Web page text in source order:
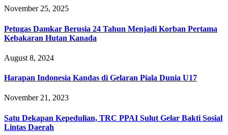
November 25, 2025
Petugas Damkar Berusia 24 Tahun Menjadi Korban Pertama
Kebakaran Hutan Kanada
August 8, 2024
Harapan Indonesia Kandas di Gelaran Piala Dunia U17
November 21, 2023
Satu Dekapan Kepedulian, TRC PPAI Sulut Gelar Bakti Sosial
Lintas Daerah